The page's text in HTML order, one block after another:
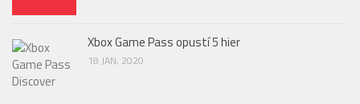
Xbox Game Pass opustí 5 hier
18 JAN, 2020